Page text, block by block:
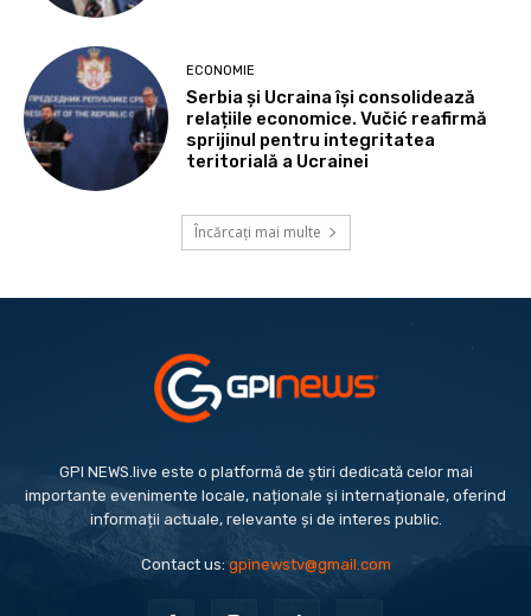
ECONOMIE
Serbia și Ucraina își consolidează
relațiile economice. Vučić reafirmă
sprijinul pentru integritatea
teritorială a Ucrainei
Încărcați mai multe
GPI NEWS.live este o platformă de știri dedicată celor mai
importante evenimente locale, naționale și internaționale, oferind
informații actuale, relevante și de interes public.
Contact us:gpinewstv@gmail.com